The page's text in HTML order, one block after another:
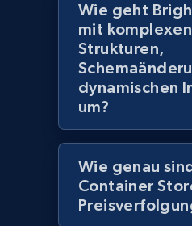
Amazon products by
Title, Seller name, Brand,
price, Currency,
Wie geht
mit
Strukturen,
dynamischen
um?
Wie genau
Container